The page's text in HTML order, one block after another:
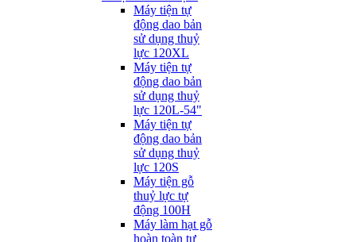
Máy tiện tự
động dao bản
sử dụng thuỷ
lực 120XL
Máy tiện tự
động dao bản
sử dụng thuỷ
lực 120L-54"
Máy tiện tự
động dao bản
sử dụng thuỷ
lực 120S
Máy tiện gỗ
thuỷ lực tự
động 100H
Máy làm hạt gỗ
hoàn toàn tự